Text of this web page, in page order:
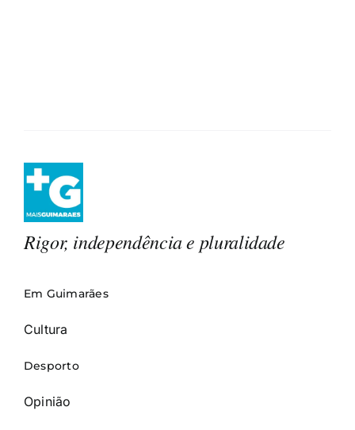
Rigor, independência e pluralidade
Em Guimarães
Cultura
Desporto
Opinião